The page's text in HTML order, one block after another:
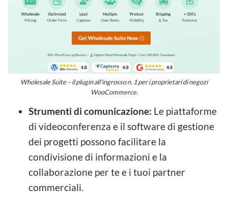
Wholesale Suite – il plugin all'ingrosso n. 1 per i proprietari di negozi
WooCommerce.
Strumenti di comunicazione: Le piattaforme
di videoconferenza e il software di gestione
dei progetti possono facilitare la
condivisione di informazioni e la
collaborazione per te e i tuoi partner
commerciali.